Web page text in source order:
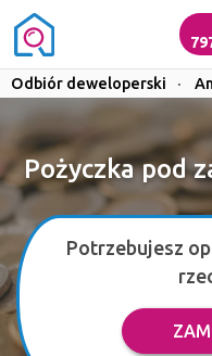
Odbiór deweloperski ·
Pożyczka pod
Potrzebujesz